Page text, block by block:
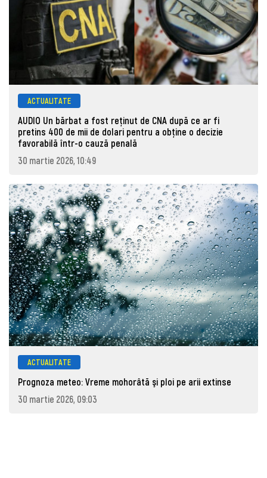
ACTUALITATE
AUDIO Un bărbat a fost reținut de CNA după ce ar fi
pretins 400 de mii de dolari pentru a obține o decizie
favorabilă într-o cauză penală
30 martie 2026, 10:49
ACTUALITATE
Prognoza meteo: Vreme mohorâtă şi ploi pe arii extinse
30 martie 2026, 09:03